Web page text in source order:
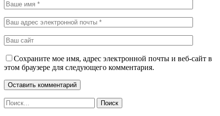
Сохраните мое имя, адрес электронной почты и веб-сайт в
этом браузере для следующего комментария.